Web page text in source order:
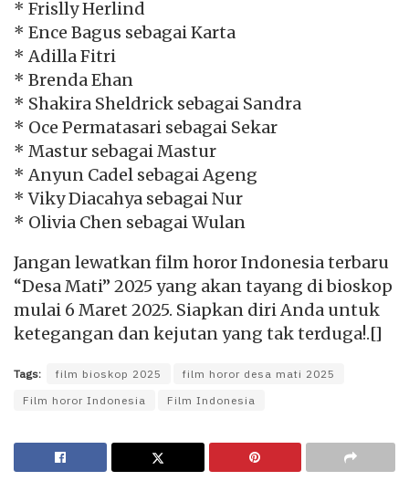
* Frislly Herlind
* Ence Bagus sebagai Karta
* Adilla Fitri
* Brenda Ehan
* Shakira Sheldrick sebagai Sandra
* Oce Permatasari sebagai Sekar
* Mastur sebagai Mastur
* Anyun Cadel sebagai Ageng
* Viky Diacahya sebagai Nur
* Olivia Chen sebagai Wulan
Jangan lewatkan film horor Indonesia terbaru
“Desa Mati” 2025 yang akan tayang di bioskop
mulai 6 Maret 2025. Siapkan diri Anda untuk
ketegangan dan kejutan yang tak terduga!.[]
Tags: film bioskop 2025
film horor desa mati 2025
Film horor Indonesia
Film Indonesia